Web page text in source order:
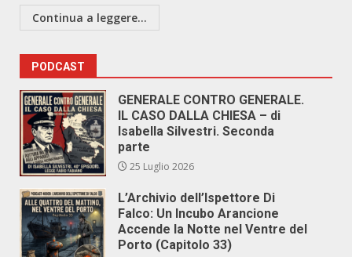
Continua a leggere...
PODCAST
GENERALE CONTRO GENERALE.
IL CASO DALLA CHIESA – di
Isabella Silvestri. Seconda
parte
25 Luglio 2026
L’Archivio dell’Ispettore Di
Falco: Un Incubo Arancione
Accende la Notte nel Ventre del
Porto (Capitolo 33)